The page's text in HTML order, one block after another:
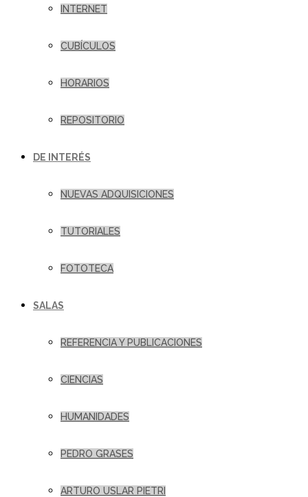
INTERNET
CUBÍCULOS
HORARIOS
REPOSITORIO
DE INTERÉS
NUEVAS ADQUISICIONES
TUTORIALES
FOTOTECA
SALAS
REFERENCIA Y PUBLICACIONES
CIENCIAS
HUMANIDADES
PEDRO GRASES
ARTURO USLAR PIETRI